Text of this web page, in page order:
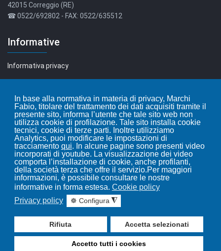
In base alla normativa in materia di privacy, Marchi
Fabio, titolare del trattamento dei dati acquisiti tramite il
presente sito, informa l’utente che tale sito web non
utilizza cookie di profilazione. Tale sito installa cookie
tecnici, cookie di terze parti. Inoltre utilizziamo
Analytics, puoi modificare le impostazioni di
tracciamento qui. In alcune pagine sono presenti video
incorporati di youtube. La visualizzazione dei video
comporta l’installazione di cookie, anche profilanti,
della società terza che offre il servizio.Per maggiori
informazioni, è possibile consultare le nostre
informative in forma estesa. Cookie policy
Privacy policy
☸ Configura ◮
Rifiuta Accetta selezionati
Accetto tutti i cookies
42015 Correggio (RE)
☎ 0522/692802 - FAX: 0522/635512
Informative
Informativa privacy
Leggi i nostri articoli...
Blog
© 2026 Marchi Fabio - Macchine da cucire - P.IVA: IT 01854030358
- C.F.: MRCFBA75B05D037A